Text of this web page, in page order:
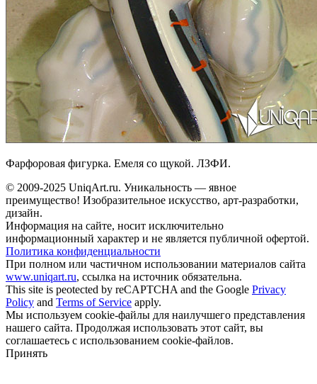
Фарфоровая фигурка. Емеля со щукой. ЛЗФИ.
© 2009-2025 UniqАrt.ru. Уникальность — явное
преимущество! Изобразительное искусство, арт-разработки,
дизайн.
Информация на сайте, носит исключительно
информационный характер и не является публичной офертой.
Политика конфиденциальности
При полном или частичном использовании материалов сайта
www.uniqart.ru, ссылка на источник обязательна.
This site is peotected by reCAPTCHA and the Google Privacy
Policy and Terms of Service apply.
Мы используем cookie-файлы для наилучшего представления
нашего сайта. Продолжая использовать этот сайт, вы
соглашаетесь с использованием cookie-файлов.
Принять